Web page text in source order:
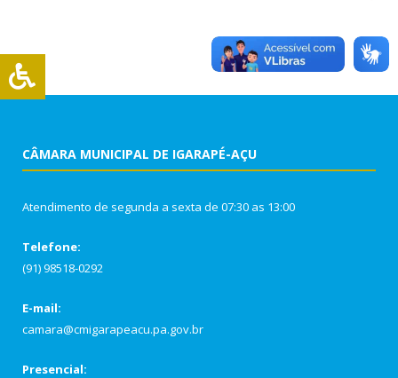
CÂMARA MUNICIPAL DE IGARAPÉ-AÇU
Atendimento de segunda a sexta de 07:30 as 13:00
Telefone:
(91) 98518-0292
E-mail:
camara@cmigarapeacu.pa.gov.br
Presencial: